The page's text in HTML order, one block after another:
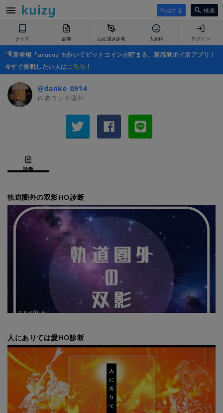
作成する 検索
クイズ 診断 お絵描き診断 大喜利 ログイン
新登場『aruco』✨歩いてビットコインが貯まる、新感覚ポイ活アプリ！
今すぐ挑戦したい人はこちら ！
@danke_0914_
作者ランク圏外
診断
軌道圏外の双影HO診断
人にありては愛HO診断